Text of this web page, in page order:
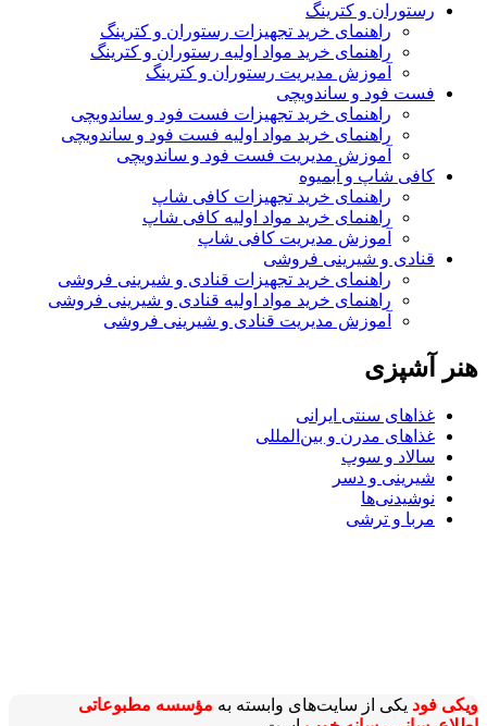
رستوران و کترینگ
راهنمای خرید تجهیزات رستوران و کترینگ
راهنمای خرید مواد اولیه رستوران و کترینگ
آموزش مدیریت رستوران و کترینگ
فست فود و ساندویچی
راهنمای خرید تجهیزات فست فود و ساندویچی
راهنمای خرید مواد اولیه فست فود و ساندویچی
آموزش مدیریت فست فود و ساندویچی
کافی شاپ و آبمیوه
راهنمای خرید تجهیزات کافی شاپ
راهنمای خرید مواد اولیه کافی‌ شاپ‌
آموزش مدیریت کافی شاپ
قنادی و شیرینی فروشی
راهنمای خرید تجهیزات قنادی و شیرینی فروشی
راهنمای خرید مواد اولیه قنادی و شیرینی فروشی
آموزش مدیریت قنادی و شیرینی فروشی
هنر آشپزی
غذاهای سنتی ایرانی
غذاهای مدرن و بین‌المللی
سالاد و سوپ
شیرینی و دسر
نوشیدنی‌ها
مربا و ترشی
ویکی‌ فود یکی از سایت‌های وابسته به مؤسسه مطبوعاتی